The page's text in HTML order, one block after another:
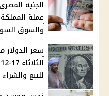
عملة
والسوق
سعر الدولار
للبيع